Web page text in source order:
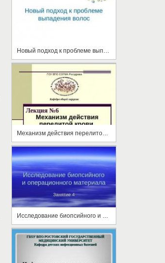
Новый подход к проблеме выпадения волос
Механизм действия перелитой крови
Исследование биопсийного и операционного материала